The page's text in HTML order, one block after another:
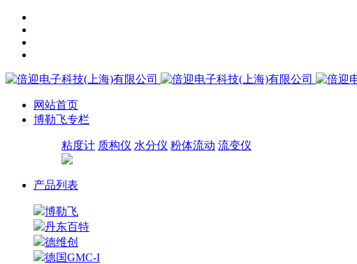
网站首页
博勒飞专栏
粘度计 质构仪 水分仪 粉体流动 流变仪
产品列表
博勒飞
丹东百特
德维创
德国GMC-I